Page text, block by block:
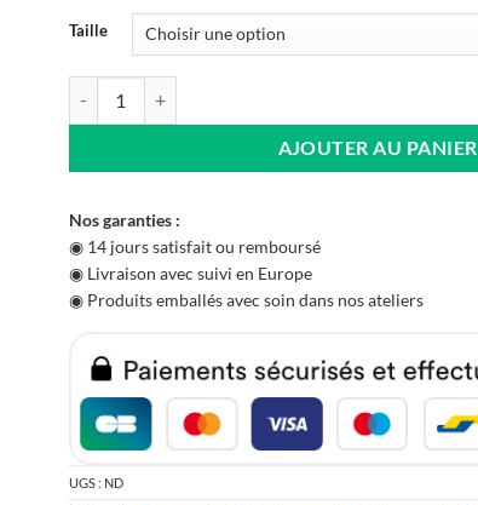
Taille
AJOUTER AU PANIER
Nos garanties :
◉ 14 jours satisfait ou remboursé
◉ Livraison avec suivi en Europe
◉ Produits emballés avec soin dans nos ateliers
UGS : ND